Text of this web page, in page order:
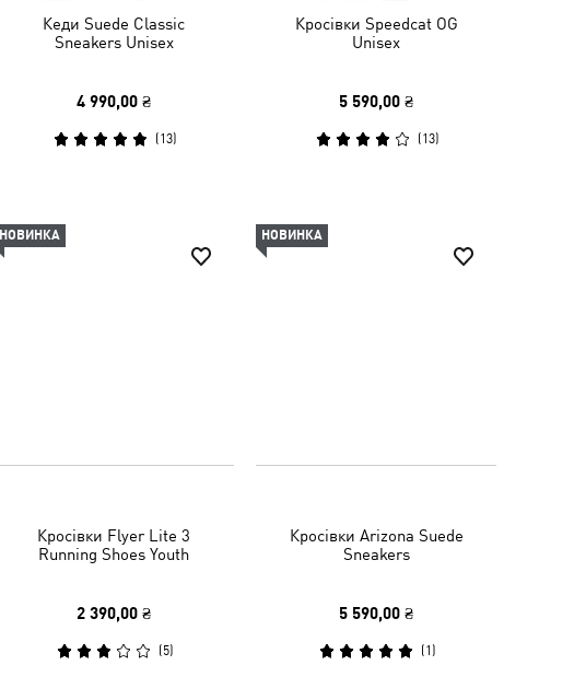
Кеди Suede Classic
Sneakers Unisex
4 990,00 ₴
(13)
Кросівки Speedcat OG
Unisex
5 590,00 ₴
(13)
НОВИНКА
Кросівки Flyer Lite 3
Running Shoes Youth
2 390,00 ₴
(5)
НОВИНКА
Кросівки Arizona Suede
Sneakers
5 590,00 ₴
(1 )